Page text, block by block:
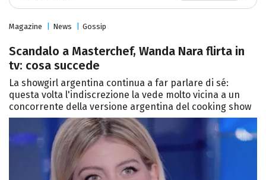
Magazine News Gossip
Scandalo a Masterchef, Wanda Nara flirta in
tv: cosa succede
La showgirl argentina continua a far parlare di sé:
questa volta l'indiscrezione la vede molto vicina a un
concorrente della versione argentina del cooking show